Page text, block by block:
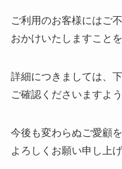
ご利用のお客様にはご
おかけいたしますこと
詳細につきましては、
ご確認くださいますよ
今後も変わらぬご愛顧
よろしくお願い申し上げ